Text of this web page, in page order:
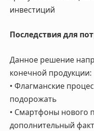
инвестиций
Последствия для
Данное решение
конечной продукции:
• Флагманские
подорожать
• Смартфоны нового
дополнительный